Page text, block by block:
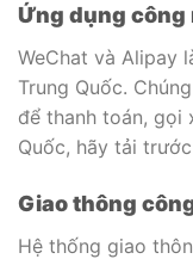
Ứng dụng công
WeChat và Alipay
Trung Quốc.
để thanh toán, gọi
Quốc, hãy tải
Giao thông
Hệ thống giao